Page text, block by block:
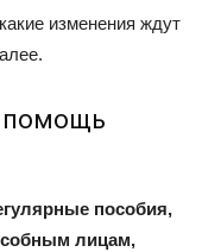
изменения ждут
помощь
пособия,
лицам,